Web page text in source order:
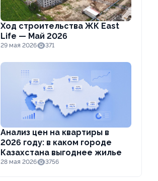
Ход строительства ЖК East
Life — Май 2026
29 мая 2026 371
Анализ цен на квартиры в
2026 году: в каком городе
Казахстана выгоднее жилье
28 мая 2026 3756